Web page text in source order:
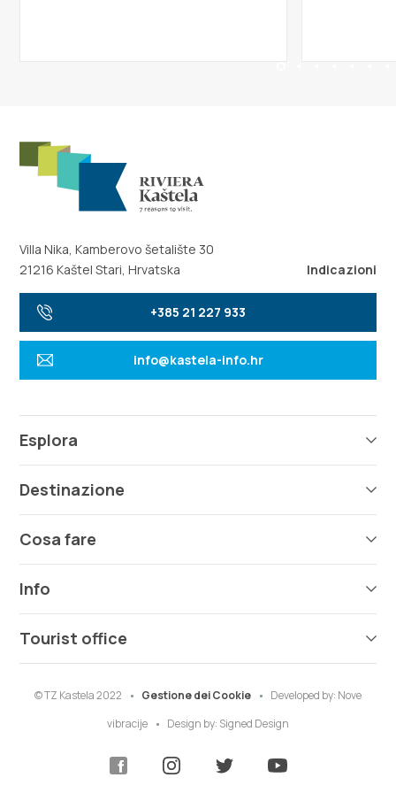
Villa Nika, Kamberovo šetalište 30
21216 Kaštel Stari, Hrvatska
Indicazioni
+385 21 227 933
info@kastela-info.hr
Esplora
Destinazione
Cosa fare
Info
Tourist office
© TZ Kastela 2022 Gestione dei Cookie Developed by: Nove
vibracije
Design by: Signed Design